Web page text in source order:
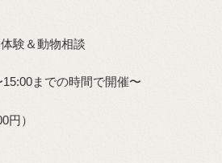
験＆動物相談
までの時間で開催〜
円）